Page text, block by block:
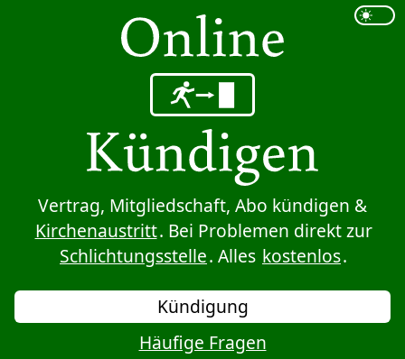
Sprung zum Inhalt
Vertrag, Mitgliedschaft, Abo kündigen &
Kirchenaustritt. Bei Problemen direkt zur
Schlichtungsstelle. Alles kostenlos.
Kündigung
Häufige Fragen